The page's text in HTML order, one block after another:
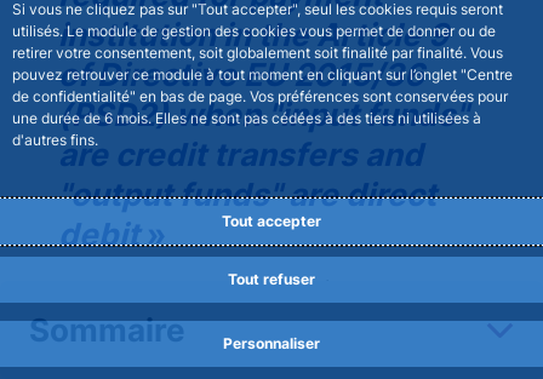
Si vous ne cliquez pas sur "Tout accepter", seul les cookies requis seront
utilisés. Le module de gestion des cookies vous permet de donner ou de
retirer votre consentement, soit globalement soit finalité par finalité. Vous
pouvez retrouver ce module à tout moment en cliquant sur l’onglet "Centre
de confidentialité" en bas de page. Vos préférences sont conservées pour
une durée de 6 mois. Elles ne sont pas cédées à des tiers ni utilisées à
d'autres fins.
Tout accepter
Tout refuser
Personnaliser
Sommaire
institution in the Article 9
of Directive EU 2015/36
(PSD2) when "input funds"
are credit transfers and
"output funds" are direct
debit»
Cette traduction est donnée à titre purement
informative, seule laversion anglaise
disponible sur le site de l’ABE fait foi.